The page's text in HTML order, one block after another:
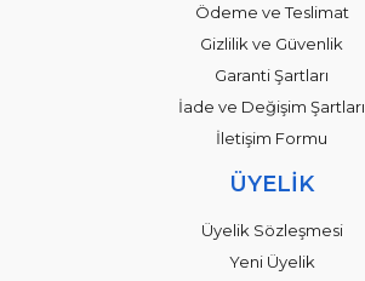
Ödeme ve Teslimat
Gizlilik ve Güvenlik
Garanti Şartları
İade ve Değişim Şartları
İletişim Formu
ÜYELİK
Üyelik Sözleşmesi
Yeni Üyelik